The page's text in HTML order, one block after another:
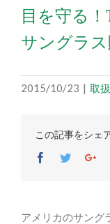
目を守る！
サングラス
2015/10/23 | 取
この記事をシェ
Facebook
Twitter
アメリカのサング